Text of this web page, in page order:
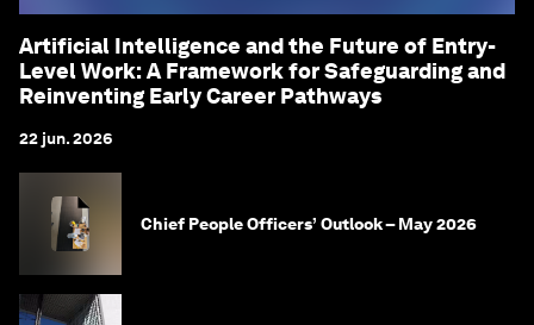
Artificial Intelligence and the Future of Entry-
Level Work: A Framework for Safeguarding and
Reinventing Early Career Pathways
22 jun. 2026
Chief People Officers’ Outlook – May 2026